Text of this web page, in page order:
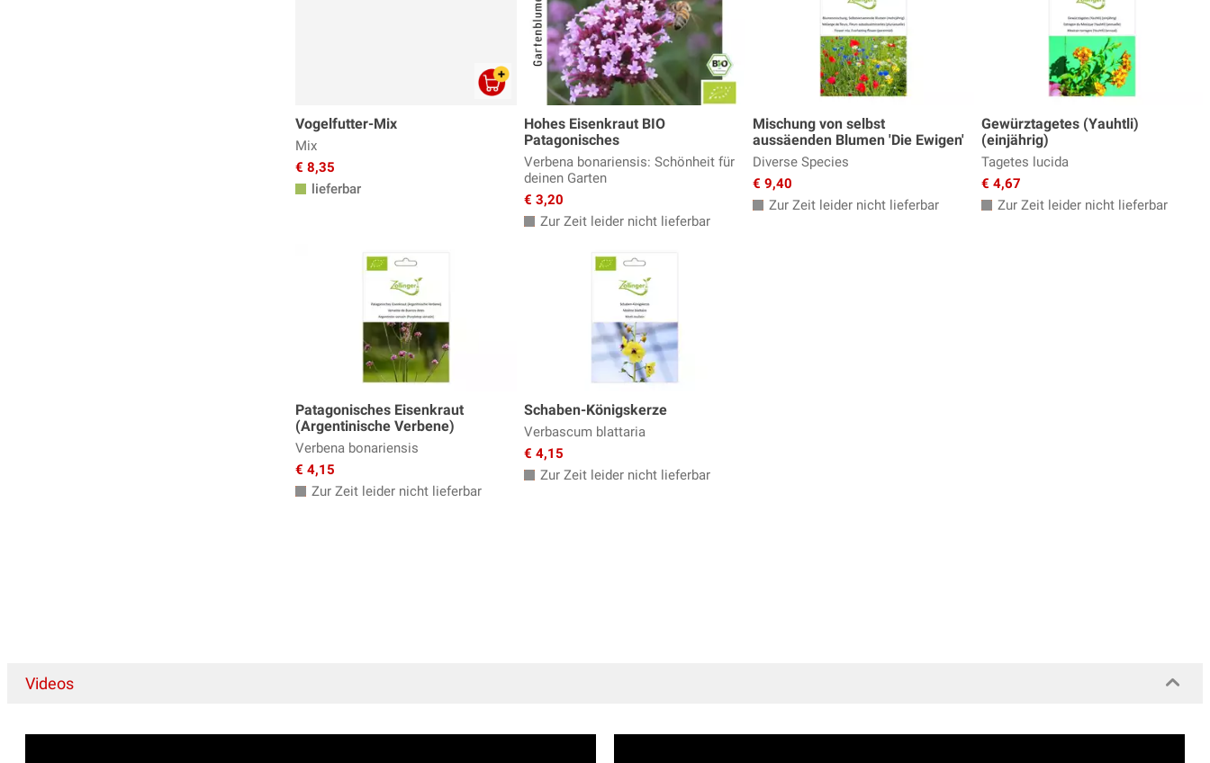
Vogelfutter-Mix
Mix
€ 8,35
lieferbar
Hohes Eisenkraut BIO
Patagonisches
Verbena bonariensis: Schönheit für
deinen Garten
€ 3,20
Zur Zeit leider nicht lieferbar
Mischung von selbst
aussäenden Blumen 'Die Ewigen'
Diverse Species
€ 9,40
Zur Zeit leider nicht lieferbar
Gewürztagetes (Yauhtli)
(einjährig)
Tagetes lucida
€ 4,67
Zur Zeit leider nicht lieferbar
Patagonisches Eisenkraut
(Argentinische Verbene)
Verbena bonariensis
€ 4,15
Zur Zeit leider nicht lieferbar
Schaben-Königskerze
Verbascum blattaria
€ 4,15
Zur Zeit leider nicht lieferbar
Videos